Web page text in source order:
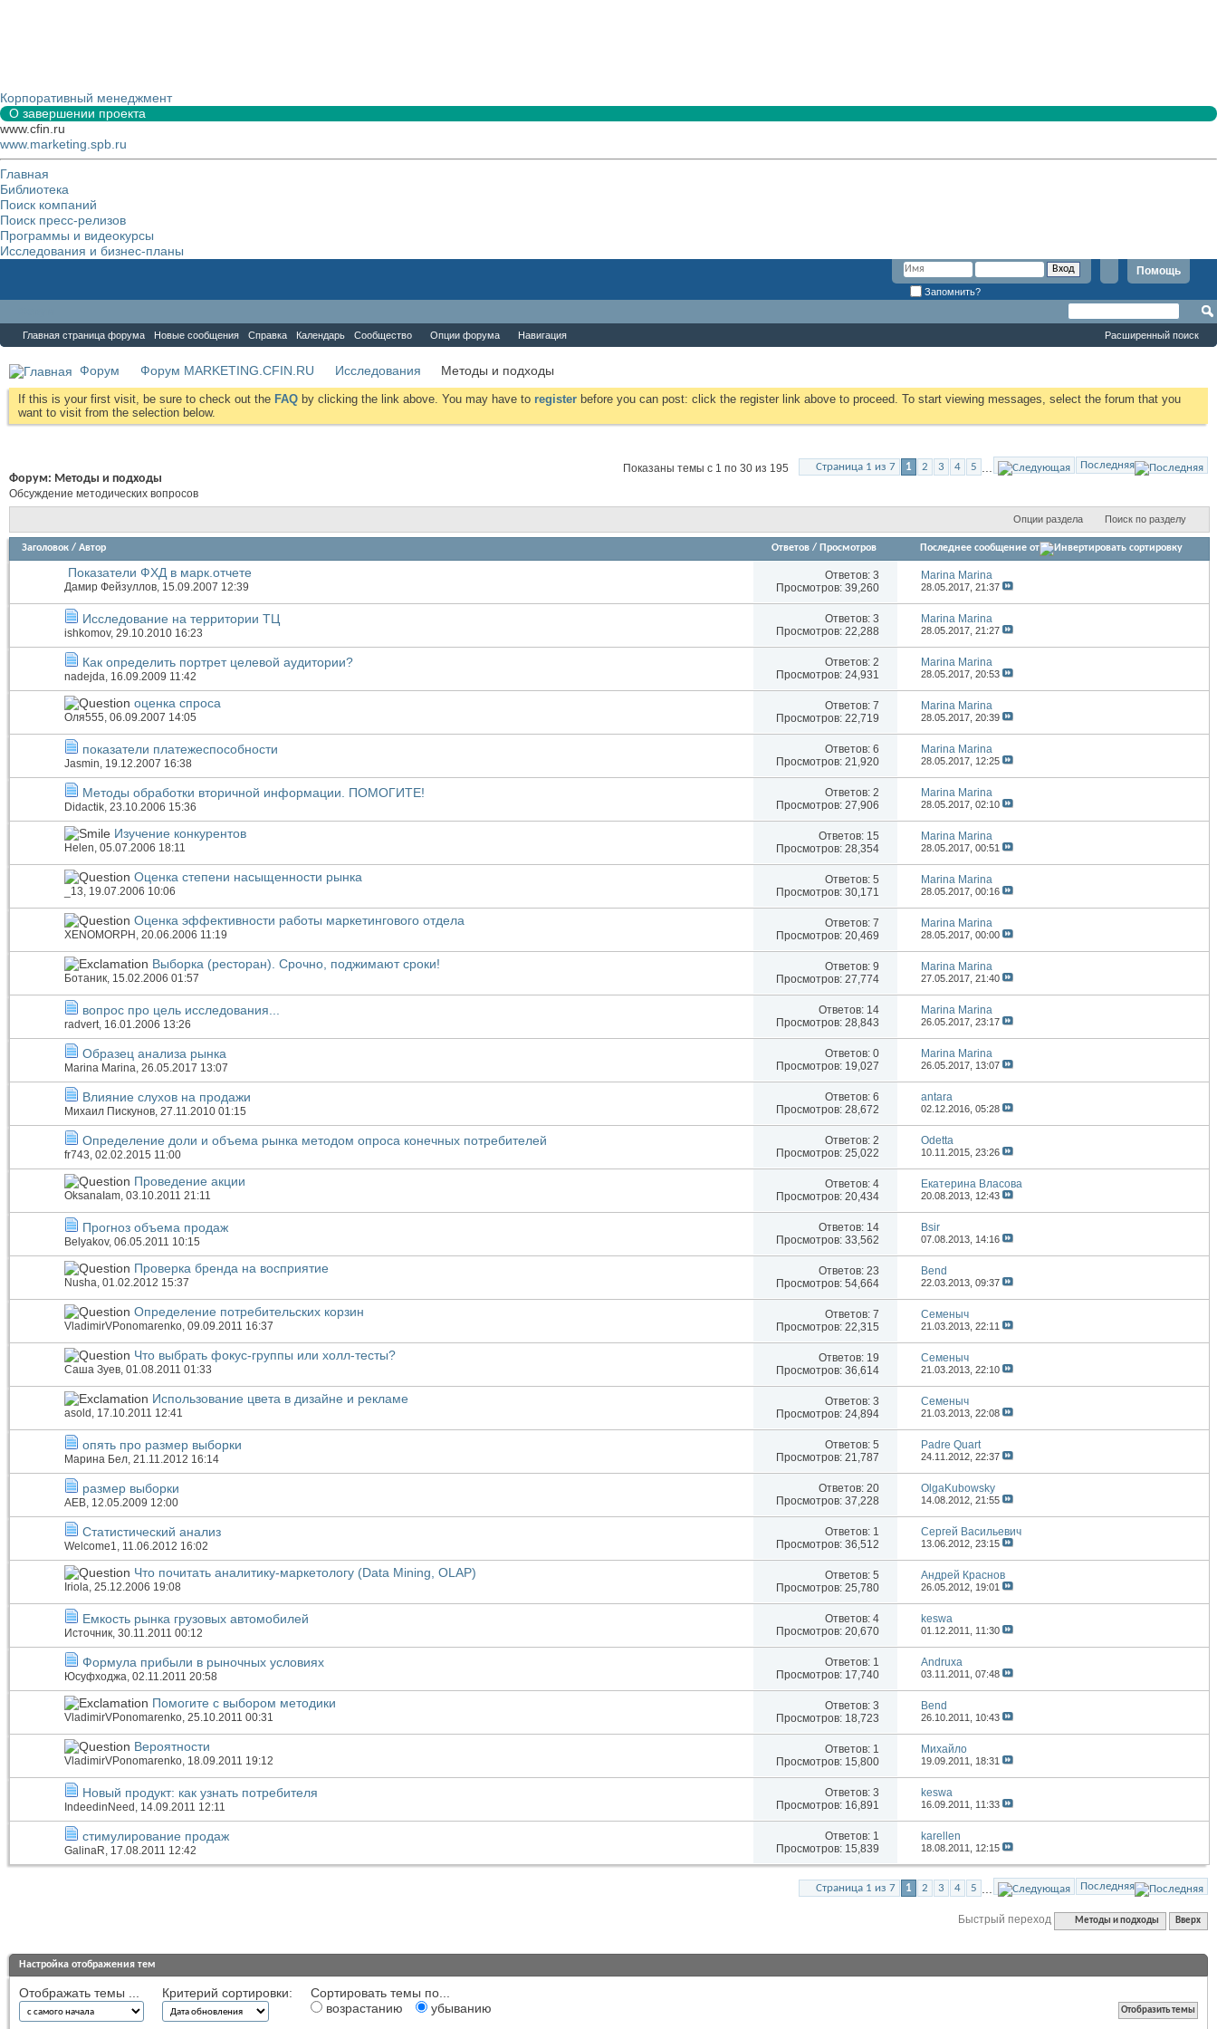
Корпоративный менеджмент
О завершении проекта
www.cfin.ru
www.marketing.spb.ru
Главная
Библиотека
Поиск компаний
Поиск пресс-релизов
Программы и видеокурсы
Исследования и бизнес-планы
Помощь
Запомнить?
Главная страница форума Новые сообщения Справка Календарь Сообщество Опции форума Навигация Расширенный поиск
Форум Форум MARKETING.CFIN.RU Исследования Методы и подходы
If this is your first visit, be sure to check out the FAQ by clicking the link above. You may have to register before you can post: click the register link above to proceed. To start viewing messages, select the forum that you
want to visit from the selection below.
Страница 1 из 7 1 2 3 4 5 Последняя
Показаны темы с 1 по 30 из 195
Форум: Методы и подходы
Обсуждение методических вопросов
Опции раздела Поиск по разделу
Заголовок / Автор Ответов / Просмотров Последнее сообщение от
Показатели ФХД в марк.отчете
Дамир Фейзуллов, 15.09.2007 12:39
Ответов: 3
Просмотров: 39,260
Marina Marina
28.05.2017,21:37
Исследование на территории ТЦ
ishkomov, 29.10.2010 16:23
Ответов: 3
Просмотров: 22,288
Marina Marina
28.05.2017,21:27
Как определить портрет целевой аудитории?
nadejda, 16.09.2009 11:42
Ответов: 2
Просмотров: 24,931
Marina Marina
28.05.2017,20:53
оценка спроса
Оля555, 06.09.2007 14:05
Ответов: 7
Просмотров: 22,719
Marina Marina
28.05.2017,20:39
показатели платежеспособности
Jasmin, 19.12.2007 16:38
Ответов: 6
Просмотров: 21,920
Marina Marina
28.05.2017, 12:25
Методы обработки вторичной информации. ПОМОГИТЕ!
Didactik, 23.10.2006 15:36
Ответов: 2
Просмотров: 27,906
Marina Marina
28.05.2017,02:10
Изучение конкурентов
Helen, 05.07.2006 18:11
Ответов: 15
Просмотров: 28,354
Marina Marina
28.05.2017,00:51
Оценка степени насыщенности рынка
_13, 19.07.2006 10:06
Ответов: 5
Просмотров: 30,171
Marina Marina
28.05.2017,00:16
Оценка эффективности работы маркетингового отдела
XENOMORPH , 20.06.2006 11:19
Ответов: 7
Просмотров: 20,469
Marina Marina
28.05.2017,00:00
Выборка (ресторан). Срочно, поджимают сроки!
Ботаник, 15.02.2006 01:57
Ответов: 9
Просмотров: 27,774
Marina Marina
27.05.2017,21:40
вопрос про цель исследования...
radvert, 16.01.2006 13:26
Ответов: 14
Просмотров: 28,843
Marina Marina
26.05.2017,23:17
Образец анализа рынка
Marina Marina, 26.05.2017 13:07
Ответов: 0
Просмотров: 19,027
Marina Marina
26.05.2017, 13:07
Влияние слухов на продажи
Михаил Пискунов, 27.11.2010 01:15
Ответов: 6
Просмотров: 28,672
antara
02.12.2016,05:28
Определение доли и объема рынка методом опроса конечных потребителей
fr743, 02.02.2015 11:00
Ответов: 2
Просмотров: 25,022
Odetta
10.11.2015,23:26
Проведение акции
OksanaIam, 03.10.2011 21:11
Ответов: 4
Просмотров: 20,434
Екатерина Власова
20.08.2013, 12:43
Прогноз объема продаж
Belyakov, 06.05.2011 10:15
Ответов: 14
Просмотров: 33,562
Bsir
07.08.2013, 14:16
Проверка бренда на восприятие
Nusha, 01.02.2012 15:37
Ответов: 23
Просмотров: 54,664
Bend
22.03.2013,09:37
Определение потребительских корзин
VladimirVPonomarenko, 09.09.2011 16:37
Ответов: 7
Просмотров: 22,315
Семеныч
21.03.2013,22:11
Что выбрать фокус-группы или холл-тесты?
Саша Зуев, 01.08.2011 01:33
Ответов: 19
Просмотров: 36,614
Семеныч
21.03.2013,22:10
Использование цвета в дизайне и рекламе
asold , 17.10.2011 12:41
Ответов: 3
Просмотров: 24,894
Семеныч
21.03.2013,22:08
опять про размер выборки
Марина Бел, 21.11.2012 16:14
Ответов: 5
Просмотров: 21,787
Padre Quart
24.11.2012,22:37
размер выборки
АЕВ, 12.05.2009 12:00
Ответов: 20
Просмотров: 37,228
OlgaKubowsky
14.08.2012,21:55
Статистический анализ
Welcome1, 11.06.2012 16:02
Ответов: 1
Просмотров: 36,512
Сергей Васильевич
13.06.2012,23:15
Что почитать аналитику-маркетологу (Data Mining, OLAP)
Iriola, 25.12.2006 19:08
Ответов: 5
Просмотров: 25,780
Андрей Краснов
26.05.2012, 19:01
Емкость рынка грузовых автомобилей
Источник, 30.11.2011 00:12
Ответов: 4
Просмотров: 20,670
keswa
01.12.2011, 11:30
Формула прибыли в рыночных условиях
Юсуфходжа, 02.11.2011 20:58
Ответов: 1
Просмотров: 17,740
Andruxa
03.11.2011,07:48
Помогите с выбором методики
VladimirVPonomarenko, 25.10.2011 00:31
Ответов: 3
Просмотров: 18,723
Bend
26.10.2011, 10:43
Вероятности
VladimirVPonomarenko, 18.09.2011 19:12
Ответов: 1
Просмотров: 15,800
Михайло
19.09.2011, 18:31
Новый продукт: как узнать потребителя
IndeedinNeed , 14.09.2011 12:11
Ответов: 3
Просмотров: 16,891
keswa
16.09.2011, 11:33
стимулирование продаж
GalinaR, 17.08.2011 12:42
Ответов: 1
Просмотров: 15,839
karellen
18.08.2011, 12:15
Страница 1 из 7 1 2 3 4 5 ... Последняя
Быстрый переход Методы и подходы Вверх
Настройка отображения тем
Отображать темы ... Критерий сортировки:
Сортировать темы по...
возрастанию
убыванию